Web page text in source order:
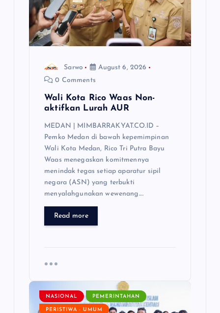
Sarwo
August 6, 2026
0 Comments
Wali Kota Rico Waas Non-
aktifkan Lurah AUR
MEDAN | MIMBARRAKYAT.CO.ID –
Pemko Medan di bawah kepemimpinan
Wali Kota Medan, Rico Tri Putra Bayu
Waas menegaskan komitmennya
menindak tegas setiap aparatur sipil
negara (ASN) yang terbukti
menyalahgunakan wewenang.…
Read more
NASIONAL PEMERINTAHAN
PERISTIWA - UMUM